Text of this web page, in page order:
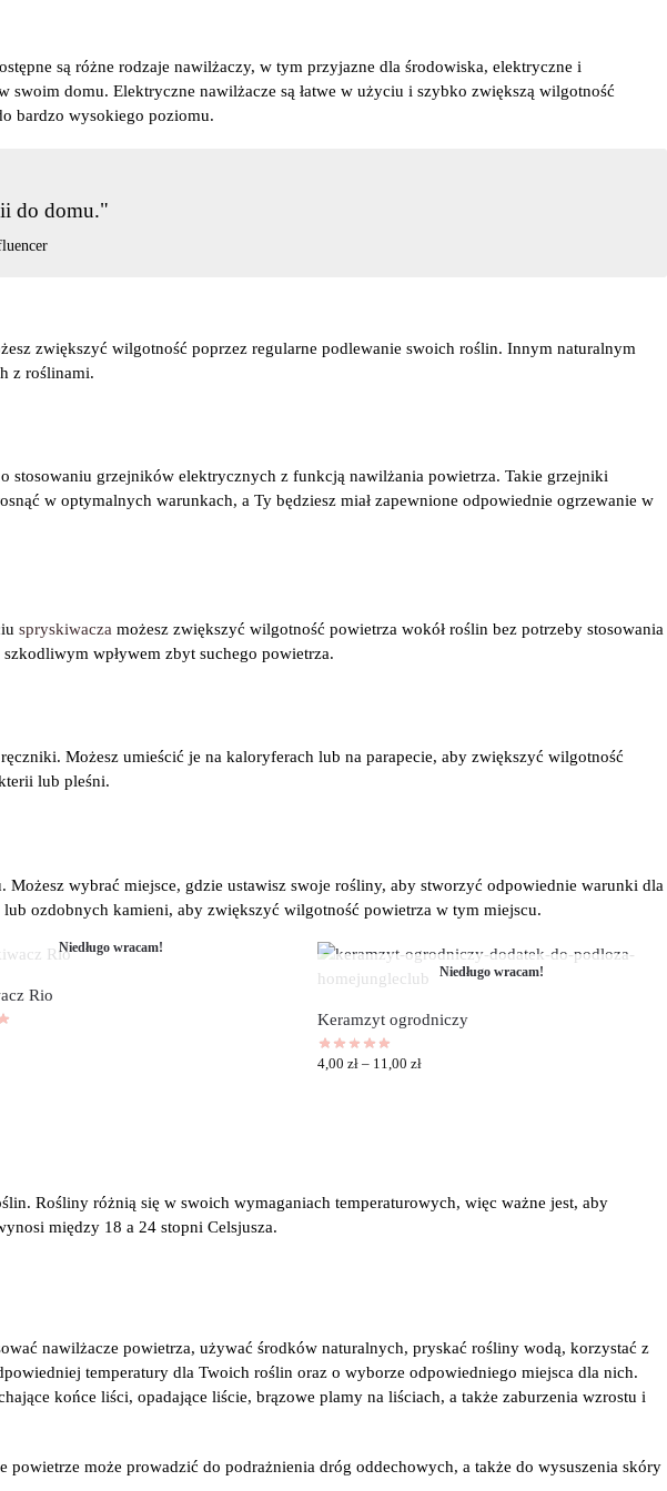
są różne rodzaje nawilżaczy, w tym przyjazne dla środowiska, elektryczne i
domu. Elektryczne nawilżacze są łatwe w użyciu i szybko zwiększą wilgotność
bardzo wysokiego poziomu.
do domu."
zwiększyć wilgotność poprzez regularne podlewanie swoich roślin. Innym naturalnym
z roślinami.
stosowaniu grzejników elektrycznych z funkcją nawilżania powietrza. Takie grzejniki
w optymalnych warunkach, a Ty będziesz miał zapewnione odpowiednie ogrzewanie w
spryskiwacza możesz zwiększyć wilgotność powietrza wokół roślin bez potrzeby stosowania
wpływem zbyt suchego powietrza.
Możesz umieścić je na kaloryferach lub na parapecie, aby zwiększyć wilgotność
lub pleśni.
wybrać miejsce, gdzie ustawisz swoje rośliny, aby stworzyć odpowiednie warunki dla
lub ozdobnych kamieni, aby zwiększyć wilgotność powietrza w tym miejscu.
Niedługo wracam!
Rio
Niedługo wracam!
Keramzyt ogrodniczy
4,00zł – 11,00zł
Rośliny różnią się w swoich wymaganiach temperaturowych, więc ważne jest, aby
między 18 a 24 stopni Celsjusza.
nawilżacze powietrza, używać środków naturalnych, pryskać rośliny wodą, korzystać z
temperatury dla Twoich roślin oraz o wyborze odpowiedniego miejsca dla nich.
końce liści, opadające liście, brązowe plamy na liściach, a także zaburzenia wzrostu i
może prowadzić do podrażnienia dróg oddechowych, a także do wysuszenia skóry